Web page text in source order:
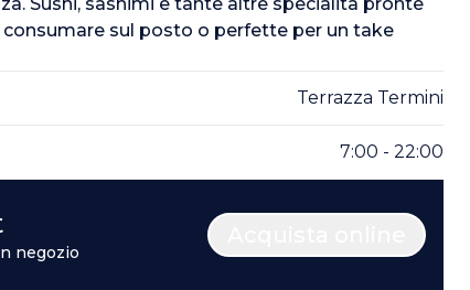
Sushi, sashimi e tante altre specialità pronte
sul posto o perfette per un take
Terrazza Termini
7:00 - 22:00
negozio